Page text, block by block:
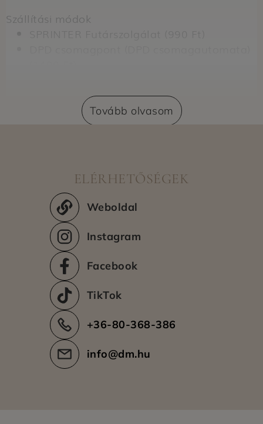
Szállítási módok
Expressz átvétel dm üzletben (nem
regisztrált vásárlók számára) (399 Ft)
Expressz átvétel dm üzletben (regisztrált
Még nincs adat.
Tovább olvasom
ELÉRHETŐSÉGEK
Weboldal
Instagram
Facebook
TikTok
+36-80-368-386
info@dm.hu